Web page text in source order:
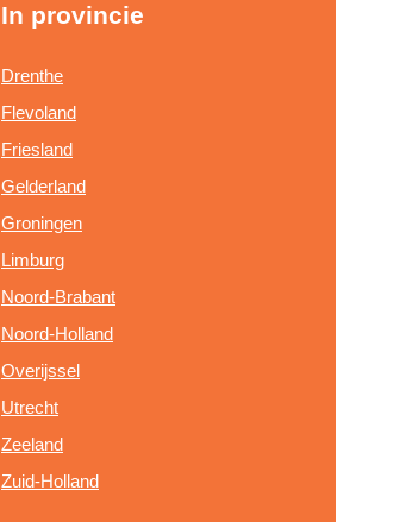
In provincie
Drenthe
Flevoland
Friesland
Gelderland
Groningen
Limburg
Noord-Brabant
Noord-Holland
Overijssel
Utrecht
Zeeland
Zuid-Holland